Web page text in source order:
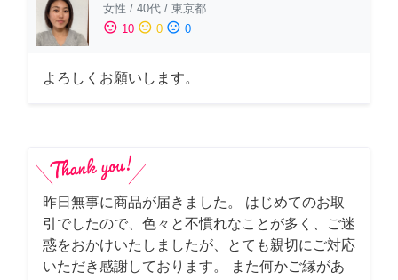
女性 / 40代 / 東京都
sentiment_satisfied 10 sentiment_neutral 0 sentiment_dissatisfied 0
よろしくお願いします。
昨日無事に商品が届きました。 はじめてのお取
引でしたので、色々と不慣れなことが多く、ご迷
惑をおかけいたしましたが、とても親切にご対応
いただき感謝しております。 また何かご縁があ